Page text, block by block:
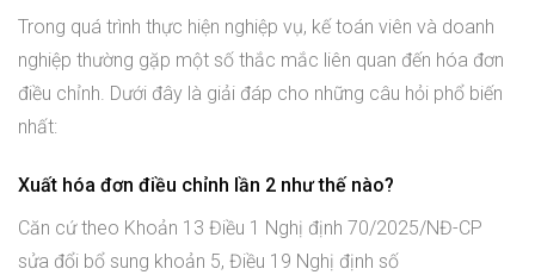
Trong quá trình thực hiện nghiệp vụ, kế toán viên và doanh
nghiệp thường gặp một số thắc mắc liên quan đến hóa đơn
điều chỉnh. Dưới đây là giải đáp cho những câu hỏi phổ biến
nhất:
Xuất hóa đơn điều chỉnh lần 2 như thế nào?
Căn cứ theo Khoản 13 Điều 1 Nghị định 70/2025/NĐ-CP
sửa đổi bổ sung khoản 5, Điều 19 Nghị định số